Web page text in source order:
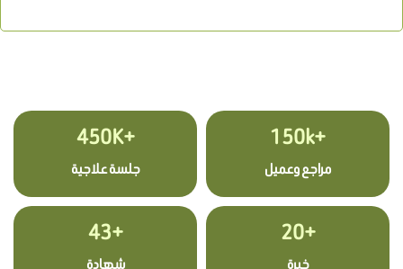
+150k
مراجع وعميل
+450K
جلسة علاجية
+20
خبرة
+43
شهادة